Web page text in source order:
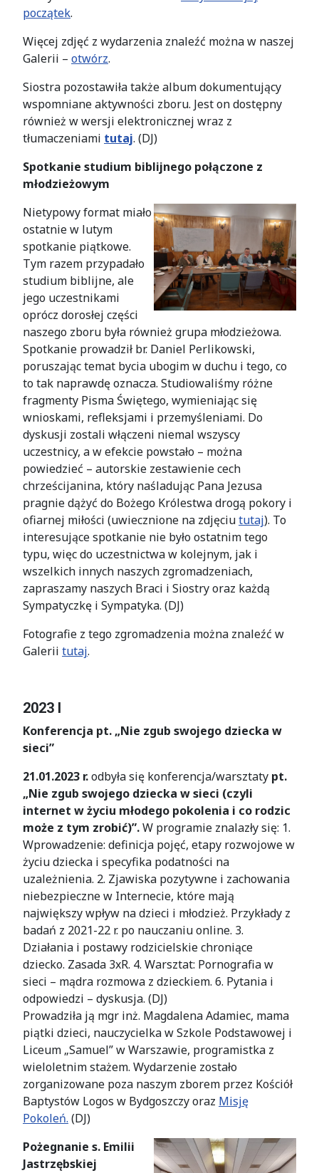
początek.
Więcej zdjęć z wydarzenia znaleźć można w naszej
Galerii – otwórz.
Siostra pozostawiła także album dokumentujący
wspomniane aktywności zboru. Jest on dostępny
również w wersji elektronicznej wraz z
tłumaczeniami tutaj. (DJ)
Spotkanie studium biblijnego połączone z
młodzieżowym
Nietypowy format miało
ostatnie w lutym
spotkanie piątkowe.
Tym razem przypadało
studium biblijne, ale
jego uczestnikami
oprócz dorosłej części
naszego zboru była również grupa młodzieżowa.
Spotkanie prowadził br. Daniel Perlikowski,
poruszając temat bycia ubogim w duchu i tego, co
to tak naprawdę oznacza. Studiowaliśmy różne
fragmenty Pisma Świętego, wymieniając się
wnioskami, refleksjami i przemyśleniami. Do
dyskusji zostali włączeni niemal wszyscy
uczestnicy, a w efekcie powstało – można
powiedzieć – autorskie zestawienie cech
chrześcijanina, który naśladując Pana Jezusa
pragnie dążyć do Bożego Królestwa drogą pokory i
ofiarnej miłości (uwiecznione na zdjęciututaj). To
interesujące spotkanie nie było ostatnim tego
typu, więc do uczestnictwa w kolejnym, jak i
wszelkich innych naszych zgromadzeniach,
zapraszamy naszych Braci i Siostry oraz każdą
Sympatyczkę i Sympatyka. (DJ)
Fotografie z tego zgromadzenia można znaleźć w
Galerii tutaj.
2023 I
Konferencja pt. „Nie zgub swojego dziecka w
sieci”
21.01.2023 r.odbyła się konferencja/warsztaty pt.
„Nie zgub swojego dziecka w sieci (czyli
internet w życiu młodego pokolenia i co rodzic
może z tym zrobić)”.W programie znalazły się: 1.
Wprowadzenie: definicja pojęć, etapy rozwojowe w
życiu dziecka i specyfika podatności na
uzależnienia. 2. Zjawiska pozytywne i zachowania
niebezpieczne w Internecie, które mają
największy wpływ na dzieci i młodzież. Przykłady z
badań z 2021-22 r. po nauczaniu online. 3.
Działania i postawy rodzicielskie chroniące
dziecko. Zasada 3xR. 4. Warsztat: Pornografia w
sieci – mądra rozmowa z dzieckiem. 6. Pytania i
odpowiedzi – dyskusja. (DJ)
Prowadziła ją mgr inż. Magdalena Adamiec, mama
piątki dzieci, nauczycielka w Szkole Podstawowej i
Liceum „Samuel” w Warszawie, programistka z
wieloletnim stażem. Wydarzenie zostało
zorganizowane poza naszym zborem przez Kościół
Baptystów Logos w Bydgoszczy oraz Misję
Pokoleń. (DJ)
Pożegnanie s. Emilii
Jastrzębskiej